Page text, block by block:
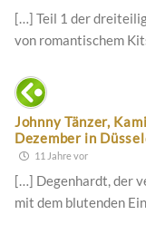
[…] Teil 1 der
von romantischem
Johnny Tänzer,
Dezember in
11 Jahre vor
[…] Degenhardt, der
mit dem blutenden